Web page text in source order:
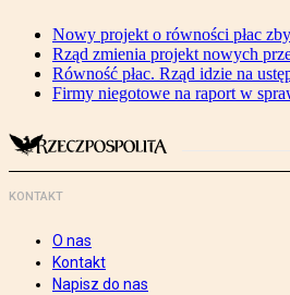
Nowy projekt o równości płac
Rząd zmienia projekt nowych
Równość płac. Rząd idzie na
Firmy niegotowe na raport w
KONTAKT
O nas
Kontakt
Napisz do nas